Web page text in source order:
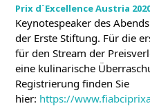
Prix d´Excellence Austria
Keynotespeaker des
der Erste Stiftung. Für die
für den Stream der
eine kulinarische
Registrierung finden Sie
hier: https://